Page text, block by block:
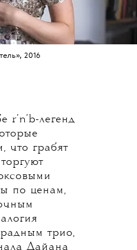
2016
r’n’b-легенд
что грабят
по ценам,
трио,
Дайана